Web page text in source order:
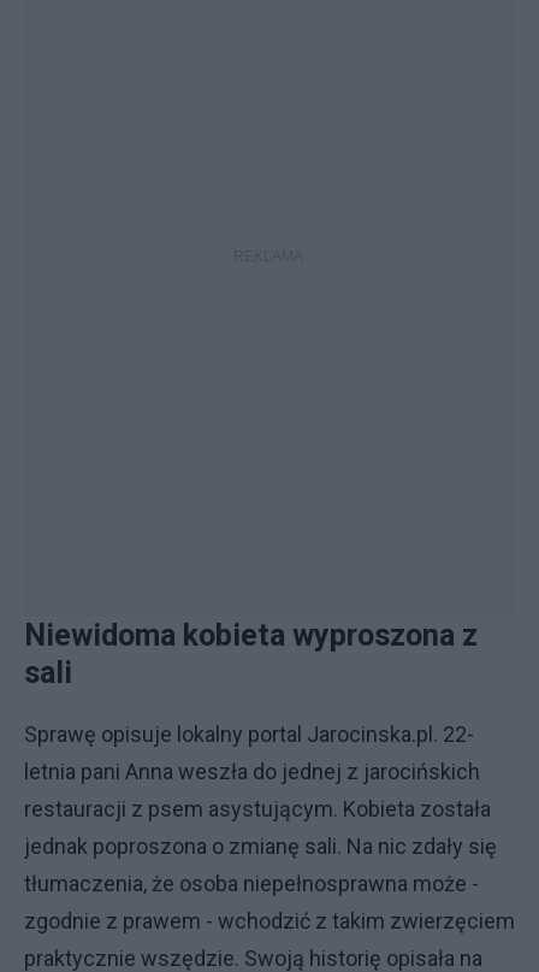
Niewidoma kobieta wyproszona z
sali
Sprawę opisuje lokalny portal Jarocinska.pl. 22-
letnia pani Anna weszła do jednej z jarocińskich
restauracji z psem asystującym. Kobieta została
jednak poproszona o zmianę sali. Na nic zdały się
tłumaczenia, że osoba niepełnosprawna może -
zgodnie z prawem - wchodzić z takim zwierzęciem
praktycznie wszędzie. Swoją historię opisała na